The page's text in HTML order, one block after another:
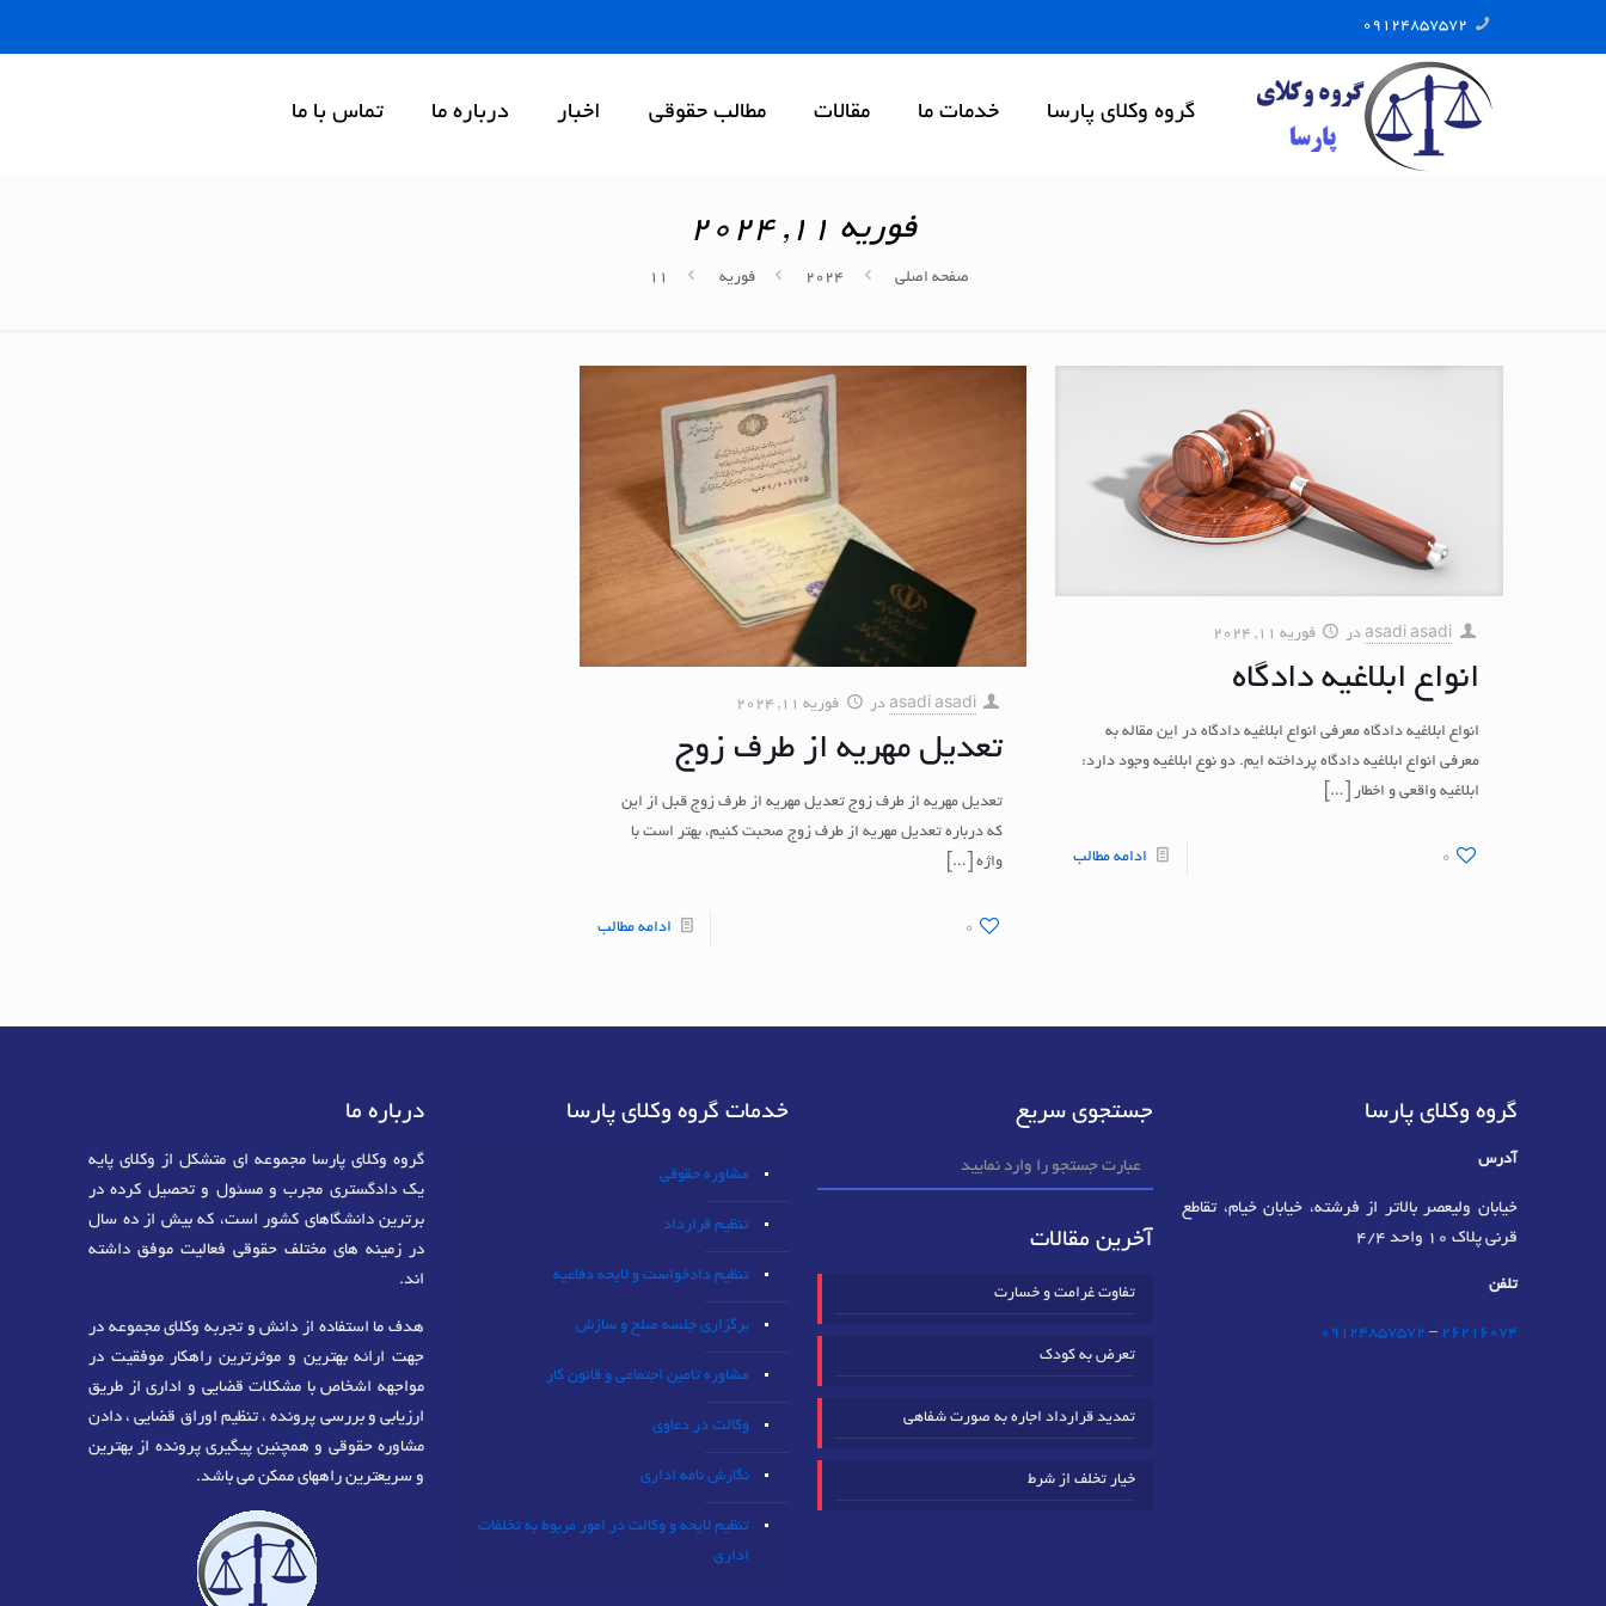
09124857572
گروه وکلای پارسا خدمات ما مقالات مطالب حقوقی اخبار درباره ما تماس با ما
فوریه 11, 2024
صفحه اصلی 2024 فوریه 11
asadi asadi در فوریه 11, 2024
انواع ابلاغیه دادگاه
انواع ابلاغیه دادگاه معرفی انواع ابلاغیه دادگاه در این مقاله به
معرفی انواع ابلاغیه دادگاه پرداخته ایم. دو نوع ابلاغیه وجود دارد:
ابلاغیه واقعی و اخطار […]
0 ادامه مطالب
asadi asadi در فوریه 11, 2024
تعدیل مهریه از طرف زوج
تعدیل مهریه از طرف زوج تعدیل مهریه از طرف زوج قبل از این
که درباره تعدیل مهریه از طرف زوج صحبت کنیم، بهتر است با
واژه[…]
0 ادامه مطالب
گروه وکلای پارسا
آدرس
خیابان ولیعصر بالاتر از فرشته، خیابان خیام، تقاطع
قرنی پلاک 10 واحد 4/4
تلفن
٢٦٢١٦٠٧٤ –
09124857572
جستجوی سریع
آخرین مقالات
تفاوت غرامت و خسارت
تعرض به کودک
تمدید قرارداد اجاره به صورت شفاهی
خیار تخلف از شرط
خدمات گروه وکلای پارسا
مشاوره حقوقی
تنظیم قرارداد
تنظیم دادخواست و لایحه دفاعیه
برگزاری جلسه صلح و سازش
مشاوره تامین اجتماعی و قانون کار
وکالت در دعاوی
نگارش نامه اداری
تنظیم لایحه و وکالت در امور مربوط به تخلفات
اداری
درباره ما
گروه وکلای پارسا مجموعه ای متشکل از وکلای پایه
یک دادگستری مجرب و مسئول و تحصیل کرده در
برترین دانشگاهای کشور است، که بیش از ده سال
در زمینه های مختلف حقوقی فعالیت موفق داشته
اند.
هدف ما استفاده از دانش و تجربه وکلای مجموعه در
جهت ارائه بهترین و موثرترین راهکار موفقیت در
مواجهه اشخاص با مشکلات قضایی و اداری از طریق
ارزیابی و بررسی پرونده ، تنظیم اوراق قضایی ، دادن
مشاوره حقوقی و همچنین پیگیری پرونده از بهترین
و سریعترین راههای ممکن می باشد.